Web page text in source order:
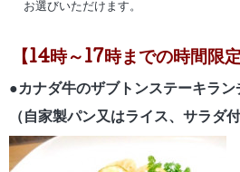
お選びいただけます。
【14時～17時までの時間限
●カナダ牛のザブトンステーキラン
（自家製パン又はライス、サラ